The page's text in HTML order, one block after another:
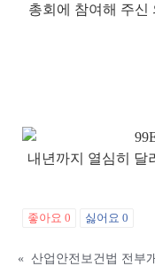
총회에 참여해 주신
내년까지 열심히 달
좋아요 0 싫어요 0
«